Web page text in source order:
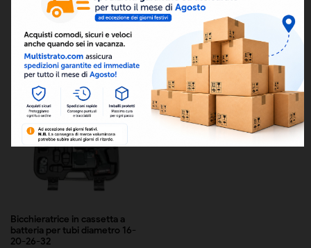
Rilevanza
Prodotti da 1 a 1 di 1 prodotti
Bicchieratrice in cassetta a
batteria per tubi diametro 16-
20-26-32